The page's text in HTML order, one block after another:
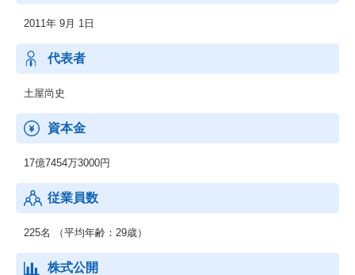
◆Strap：リモートコラボレーションの可能性を広げるクラウドワ
ークスペース
◆Prott：アプリやサービスのアイディアを素早く形にし、チーム
でのコラボレーションを円滑にするプロトタイピングツール
2011年 9月 1日
代表者
土屋尚史
資本金
17億7454万3000円
従業員数
225名 （平均年齢：29歳）
株式公開